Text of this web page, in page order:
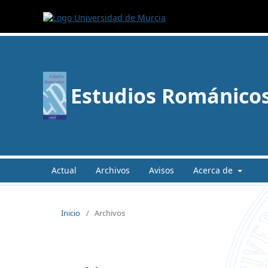
Estudios
Actual Archivos Avisos Acerca de
Inicio / Archivos